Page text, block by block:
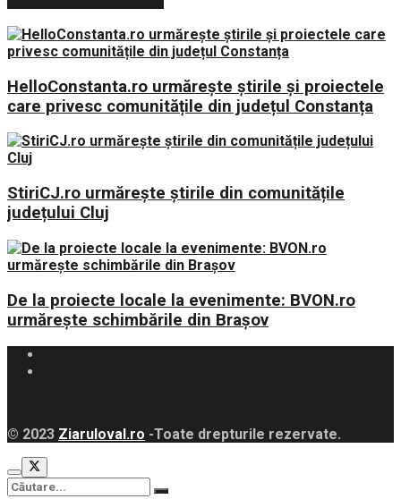
HelloConstanta.ro urmărește știrile și proiectele
care privesc comunitățile din județul Constanța
StiriCJ.ro urmărește știrile din comunitățile
județului Cluj
De la proiecte locale la evenimente: BVON.ro
urmărește schimbările din Brașov
© 2023 Ziaruloval.ro -Toate drepturile rezervate.